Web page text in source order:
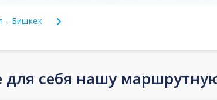
- Бишкек
для себя нашу